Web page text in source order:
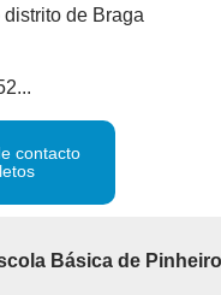
de Braga
contacto
Básica de